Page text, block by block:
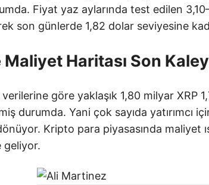
Fiyat yaz aylarında test edilen
son günlerde 1,82 dolar seviyesine
Maliyet Haritası Son
göre yaklaşık 1,80 milyar XRP
durumda. Yani çok sayıda yatırımcı
Kripto para piyasasında maliyet
geliyor.